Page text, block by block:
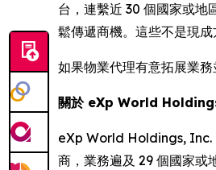
台，連繫近 30 個國家或地
鬆傳遞商機。這些不是現
如果物業代理有意拓展業
關於 eXp World
eXp World Holdings, Inc.
商，業務遍及 29 個國家或